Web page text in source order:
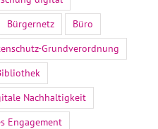
Bürgernetz
Büro
Grundverordnung
Nachhaltigkeit
Engagement